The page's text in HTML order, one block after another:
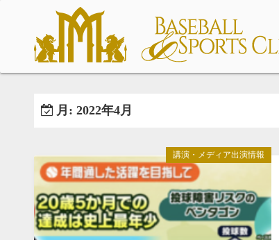
月: 2022年4月
講演・メディア出演情報